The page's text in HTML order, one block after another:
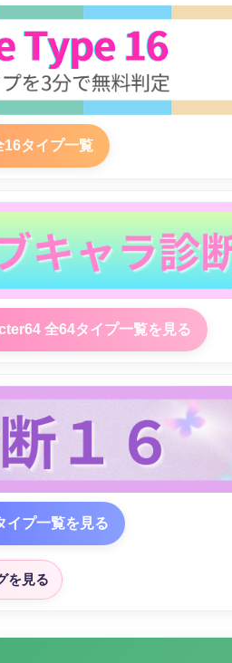
16タイプ一覧
全64タイプ一覧を見る
イプ一覧を見る
を見る